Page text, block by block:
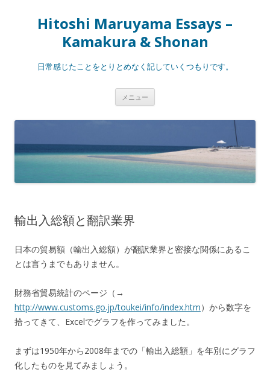
Hitoshi Maruyama Essays –
Kamakura & Shonan
日常感じたことをとりとめなく記していくつもりです。
メニュー
ン
ス
キ
ッ
プ
輸出入総額と翻訳業界
日本の貿易額（輸出入総額）が翻訳業界と密接な関係にあるこ
とは言うまでもありません。
財務省貿易統計のページ（→
http://www.customs.go.jp/toukei/info/index.htm）から数字を
拾ってきて、Excelでグラフを作ってみました。
まずは1950年から2008年までの「輸出入総額」を年別にグラフ
化したものを見てみましょう。